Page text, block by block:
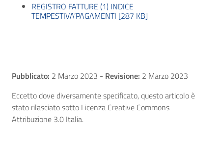
REGISTRO FATTURE (1) INDICE
TEMPESTIVA’PAGAMENTI [287 KB]
Pubblicato: 2 Marzo 2023 - Revisione: 2 Marzo 2023
Eccetto dove diversamente specificato, questo articolo è
stato rilasciato sotto Licenza Creative Commons
Attribuzione 3.0 Italia.